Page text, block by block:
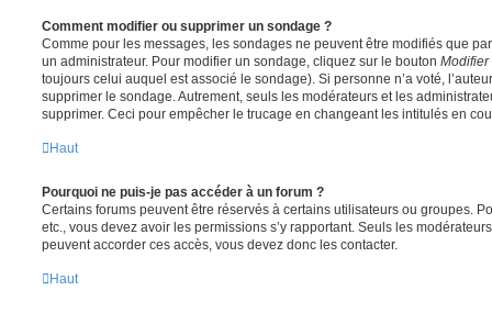
Comment modifier ou supprimer un sondage ?
Comme pour les messages, les sondages ne peuvent être modifiés que
un administrateur. Pour modifier un sondage, cliquez sur le bouton Modifier
toujours celui auquel est associé le sondage). Si personne n’a voté,
supprimer le sondage. Autrement, seuls les modérateurs et les
supprimer. Ceci pour empêcher le trucage en changeant les intitulés en
Haut
Pourquoi ne puis-je pas accéder à un forum ?
Certains forums peuvent être réservés à certains utilisateurs ou groupes.
etc., vous devez avoir les permissions s’y rapportant. Seuls les
peuvent accorder ces accès, vous devez donc les contacter.
Haut